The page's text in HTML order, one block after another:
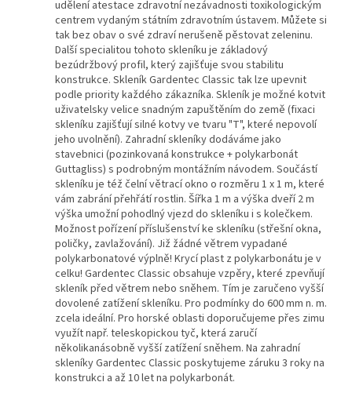
udělení atestace zdravotní nezávadnosti toxikologickým
centrem vydaným státním zdravotním ústavem. Můžete si
tak bez obav o své zdraví nerušeně pěstovat zeleninu.
Další specialitou tohoto skleníku je základový
bezúdržbový profil, který zajišťuje svou stabilitu
konstrukce. Skleník Gardentec Classic tak lze upevnit
podle priority každého zákazníka. Skleník je možné kotvit
uživatelsky velice snadným zapuštěním do země (fixaci
skleníku zajišťují silné kotvy ve tvaru "T", které nepovolí
jeho uvolnění). Zahradní skleníky dodáváme jako
stavebnici (pozinkovaná konstrukce + polykarbonát
Guttagliss) s podrobným montážním návodem. Součástí
skleníku je též čelní větrací okno o rozměru 1 x 1 m, které
vám zabrání přehřátí rostlin. Šířka 1 m a výška dveří 2 m
výška umožní pohodlný vjezd do skleníku i s kolečkem.
Možnost pořízení příslušenství ke skleníku (střešní okna,
poličky, zavlažování). Již žádné větrem vypadané
polykarbonatové výplně! Krycí plast z polykarbonátu je v
celku! Gardentec Classic obsahuje vzpěry, které zpevňují
skleník před větrem nebo sněhem. Tím je zaručeno vyšší
dovolené zatížení skleníku. Pro podmínky do 600 mm n. m.
zcela ideální. Pro horské oblasti doporučujeme přes zimu
využít např. teleskopickou tyč, která zaručí
několikanásobně vyšší zatížení sněhem. Na zahradní
skleníky Gardentec Classic poskytujeme záruku 3 roky na
konstrukci a až 10 let na polykarbonát.